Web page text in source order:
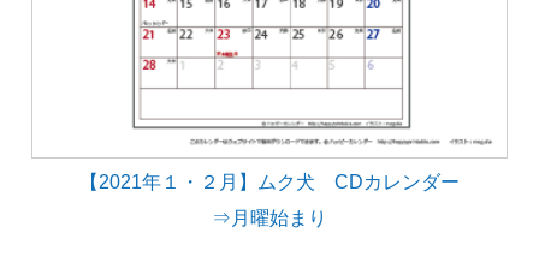
【2021年１・２月】ムク犬 CDカレンダー
⇒月曜始まり